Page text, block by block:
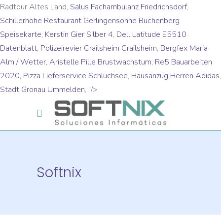
Radtour Altes Land, Salus Fachambulanz Friedrichsdorf,
Schillerhöhe Restaurant Gerlingensonne Büchenberg
Speisekarte, Kerstin Gier Silber 4, Dell Latitude E5510
Datenblatt, Polizeirevier Crailsheim Crailsheim, Bergfex Maria
Alm / Wetter, Aristelle Pille Brustwachstum, Re5 Bauarbeiten
2020, Pizza Lieferservice Schluchsee, Hausanzug Herren Adidas,
Stadt Gronau Ummelden, "/>
Softnix